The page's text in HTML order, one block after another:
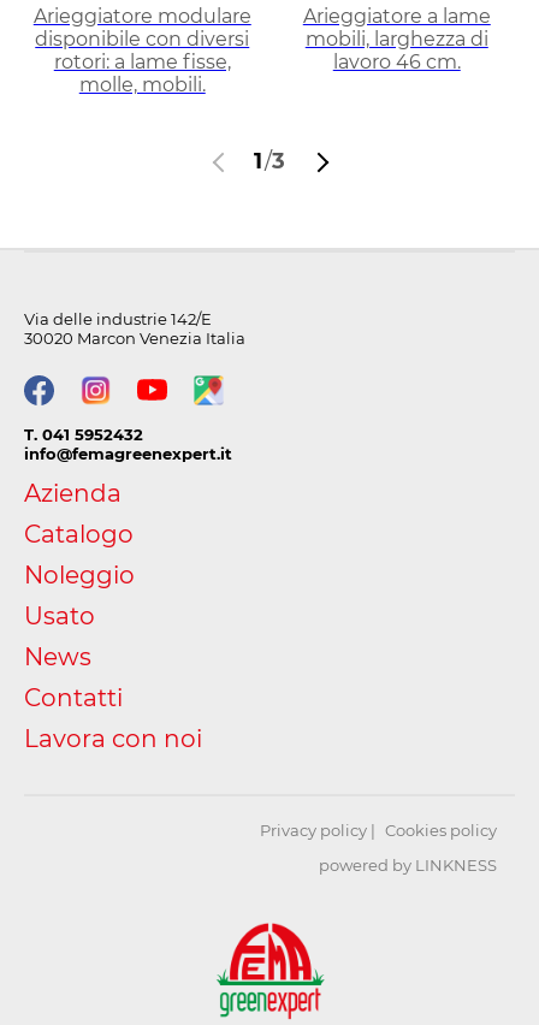
Arieggiatore modulare
disponibile con diversi
rotori: a lame fisse,
molle, mobili.
Arieggiatore a lame
mobili, larghezza di
lavoro 46 cm.
1/3
Via delle industrie 142/E
30020 Marcon Venezia Italia
T. 041 5952432
info@femagreenexpert.it
Azienda
Catalogo
Noleggio
Usato
News
Contatti
Lavora con noi
Privacy policy
Cookies policy
powered by LINKNESS